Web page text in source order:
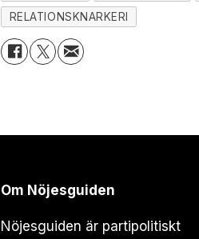
RELATIONSKNARKERI
Om Nöjesguiden
Nöjesguiden är partipolitiskt